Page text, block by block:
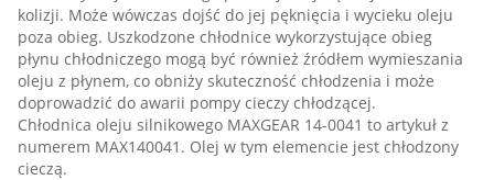
kolizji. Może wówczas dojść do jej pęknięcia i wycieku oleju
poza obieg. Uszkodzone chłodnice wykorzystujące obieg
płynu chłodniczego mogą być również źródłem wymieszania
oleju z płynem, co obniży skuteczność chłodzenia i może
doprowadzić do awarii pompy cieczy chłodzącej.
Chłodnica oleju silnikowego MAXGEAR 14-0041 to artykuł z
numerem MAX140041. Olej w tym elemencie jest chłodzony
cieczą.